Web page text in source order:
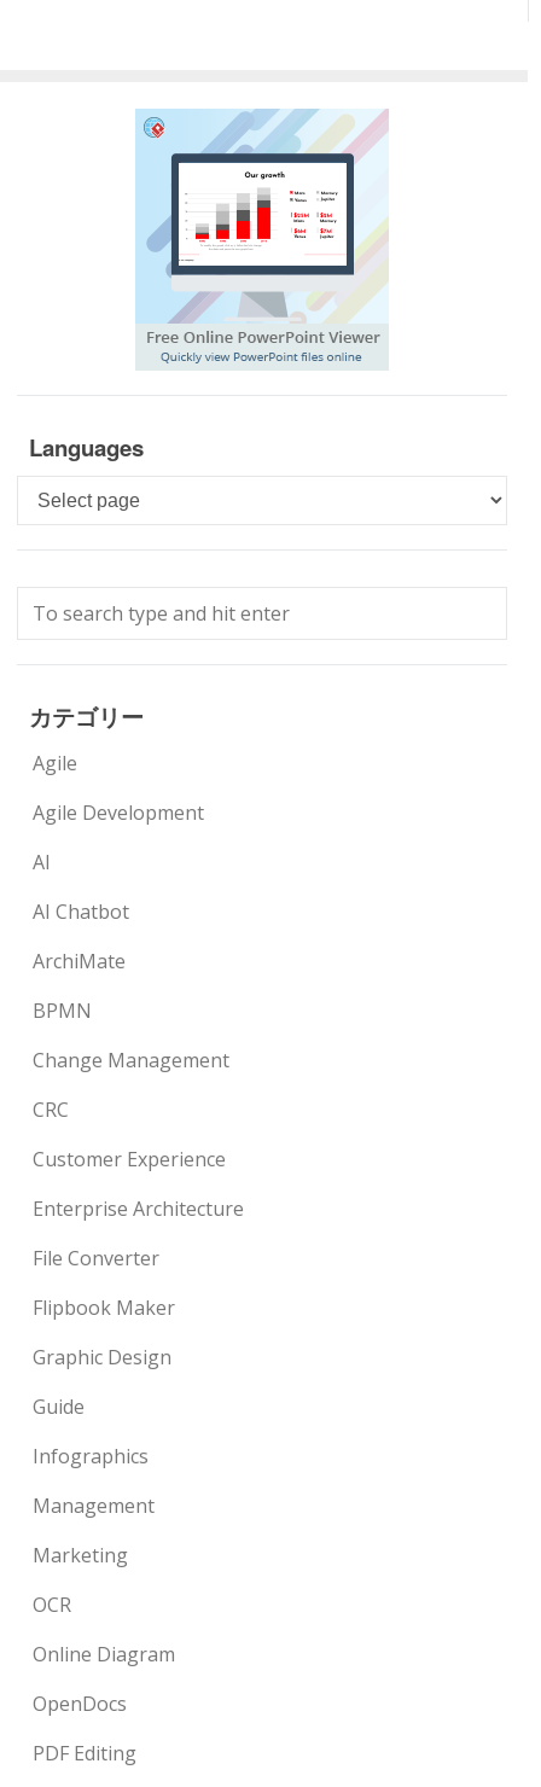
Languages
Languages
カテゴリー
Agile
Agile Development
AI
AI Chatbot
ArchiMate
BPMN
Change Management
CRC
Customer Experience
Enterprise Architecture
File Converter
Flipbook Maker
Graphic Design
Guide
Infographics
Management
Marketing
OCR
Online Diagram
OpenDocs
PDF Editing